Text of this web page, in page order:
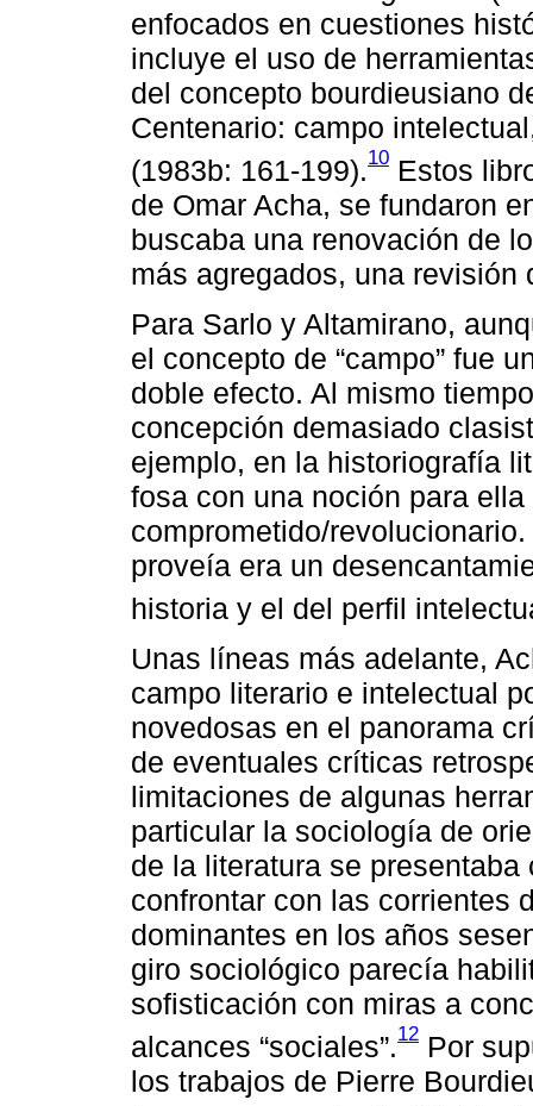
enfocados en cuestiones
incluye el uso de
del concepto bourdieusiano
Centenario: campo
(1983b: 161-199).10 Estos
de Omar Acha, se fundaron
buscaba una renovación de
más agregados, una
Para Sarlo y Altamirano,
el concepto de “campo” fue
doble efecto. Al mismo
concepción demasiado
ejemplo, en la historiografía
fosa con una noción para
comprometido/
proveía era un
historia y el del perfil
Unas líneas más adelante,
campo literario e intelectual
novedosas en el panorama
de eventuales críticas
limitaciones de algunas
particular la sociología de
de la literatura se
confrontar con las corrientes
dominantes en los años
giro sociológico parecía
sofisticación con miras a
alcances “sociales”.12 Por
los trabajos de Pierre